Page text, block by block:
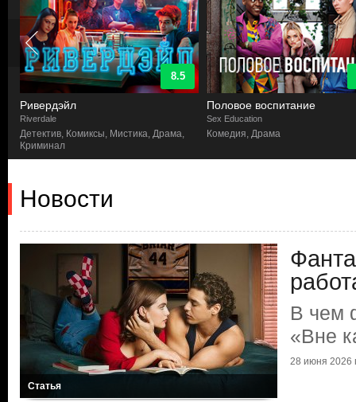
8.5
Ривердэйл
Riverdale
Детектив, Комиксы, Мистика, Драма,
Криминал
Половое воспитание
Sex Education
Комедия, Драма
Новости
Статья
В чем
«Вне
28 июня 2026